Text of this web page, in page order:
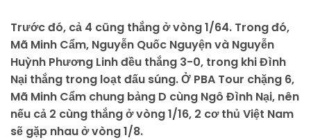
Trước đó, cả 4 cũng thắng ở vòng 1/64. Trong đó,
Mã Minh Cẩm, Nguyễn Quốc Nguyện và Nguyễn
Huỳnh Phương Linh đều thắng 3-0, trong khi Đình
Nại thắng trong loạt đấu súng. Ở PBA Tour chặng 6,
Mã Minh Cẩm chung bảng D cùng Ngô Đình Nại, nên
nếu cả 2 cùng thắng ở vòng 1/16, 2 cơ thủ Việt Nam
sẽ gặp nhau ở vòng 1/8.